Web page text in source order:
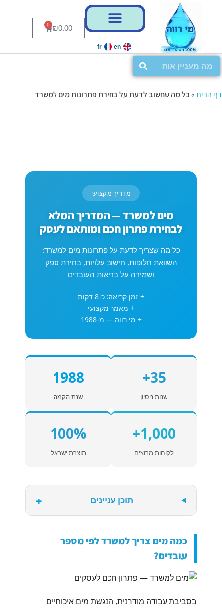
₪0.00
0
en
fr
דף הבית»כל מה שחשוב לדעת על בחירת פתרונות מים למשרד
מדריך מקצועי
מים למשרד — המדריך המלא
לבחירת פתרון חכם ומותאם לעסק
כל מה שצריך לדעת על פתרונות מים למשרד:
השוואת חלופות, חישוב עלויות, בחירת ספק
ושמירה על בריאות העובדים
+ זמן קריאה: כ-8 דקות
+ מאמר מקצועי
+ מי רווה — מ-1988
35+
שנות ניסיון
1988
שנת הקמה
1,000+
לקוחות מרוצים
100%
תוצרת ישראל
תוכן עניינים +
כמה מים צריך למשרד לפי מספר
עובדים?
בסביבת עבודה מודרנית, הנגשת מים איכותיים